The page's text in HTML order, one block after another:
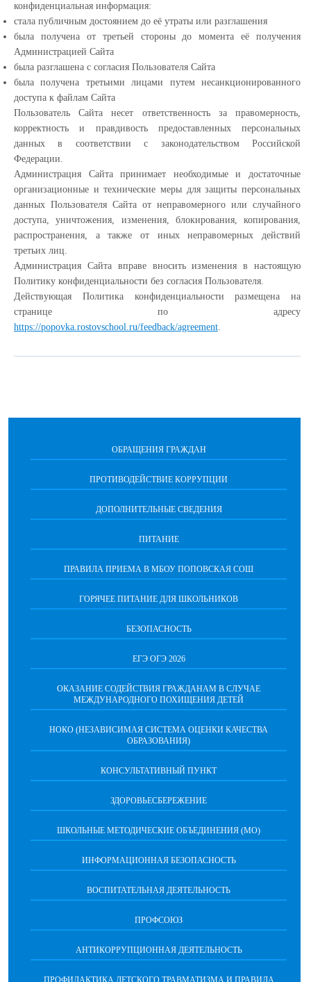
конфиденциальная информация:
cтала публичным достоянием до её утраты или разглашения
была получена от третьей стороны до момента её получения
Администрацией Сайта
была разглашена с согласия Пользователя Сайта
была получена третьими лицами путем несанкционированного
доступа к файлам Сайта
Пользователь Сайта несет ответственность за правомерность,
корректность и правдивость предоставленных персональных
данных в соответствии с законодательством Российской
Федерации.
Администрация Сайта принимает необходимые и достаточные
организационные и технические меры для защиты персональных
данных Пользователя Сайта от неправомерного или случайного
доступа, уничтожения, изменения, блокирования, копирования,
распространения, а также от иных неправомерных действий
третьих лиц.
Администрация Сайта вправе вносить изменения в настоящую
Политику конфиденциальности без согласия Пользователя.
Действующая Политика конфиденциальности размещена на
странице по адресу
https://popovka.rostovschool.ru/feedback/agreement.
ОБРАЩЕНИЯ ГРАЖДАН
ПРОТИВОДЕЙСТВИЕ КОРРУПЦИИ
ДОПОЛНИТЕЛЬНЫЕ СВЕДЕНИЯ
ПИТАНИЕ
ПРАВИЛА ПРИЕМА В МБОУ ПОПОВСКАЯ СОШ
ГОРЯЧЕЕ ПИТАНИЕ ДЛЯ ШКОЛЬНИКОВ
БЕЗОПАСНОСТЬ
ЕГЭ ОГЭ 2026
ОКАЗАНИЕ СОДЕЙСТВИЯ ГРАЖДАНАМ В СЛУЧАЕ
МЕЖДУНАРОДНОГО ПОХИЩЕНИЯ ДЕТЕЙ
НОКО (НЕЗАВИСИМАЯ СИСТЕМА ОЦЕНКИ КАЧЕСТВА
ОБРАЗОВАНИЯ)
КОНСУЛЬТАТИВНЫЙ ПУНКТ
ЗДОРОВЬЕСБЕРЕЖЕНИЕ
ШКОЛЬНЫЕ МЕТОДИЧЕСКИЕ ОБЪЕДИНЕНИЯ (МО)
ИНФОРМАЦИОННАЯ БЕЗОПАСНОСТЬ
ВОСПИТАТЕЛЬНАЯ ДЕЯТЕЛЬНОСТЬ
ПРОФСОЮЗ
АНТИКОРРУПЦИОННАЯ ДЕЯТЕЛЬНОСТЬ
ПРОФИЛАКТИКА ДЕТСКОГО ТРАВМАТИЗМА И ПРАВИЛА